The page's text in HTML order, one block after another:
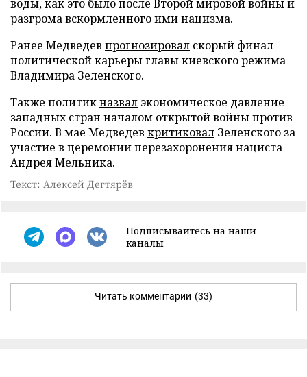
воды, как это было после Второй мировой войны и
разгрома вскормленного ими нацизма.
Ранее Медведев прогнозировал скорый финал
политической карьеры главы киевского режима
Владимира Зеленского.
Также политикназвал экономическое давление
западных стран началом открытой войны против
России. В мае Медведев критиковал Зеленского за
участие в церемонии перезахоронения нациста
Андрея Мельника.
Текст: Алексей Дегтярёв
Подписывайтесь на наши
каналы
Читать комментарии (33)